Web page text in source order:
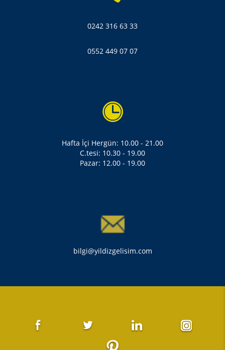
0242 316 63 33
0552 449 07 07
Hafta İçi Hergün: 10.00 - 21.00
C.tesi: 10.30 - 19.00
Pazar: 12.00 - 19.00
bilgi@yildizgelisim.com